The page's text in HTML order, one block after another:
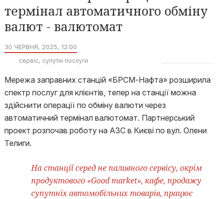
термінал автоматичного обміну
валют - валютомат
30 ЧЕРВНЯ, 2025, 12:00
сервіс супутні послуги
Мережа заправних станцій «БРСМ-Нафта» розширила
спектр послуг для клієнтів, тепер на станції можна
здійснити операції по обміну валюти через
автоматичний термінал валютомат. Партнерський
проект розпочав роботу на АЗС в Києві по вул. Олени
Телиги.
На станції серед не паливного сервісу, окрім
продуктового «Good market», кафе, продажу
супутніх автомобільних товарів, працює